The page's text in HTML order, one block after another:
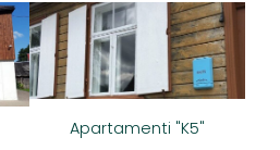
Apartamenti "K5"